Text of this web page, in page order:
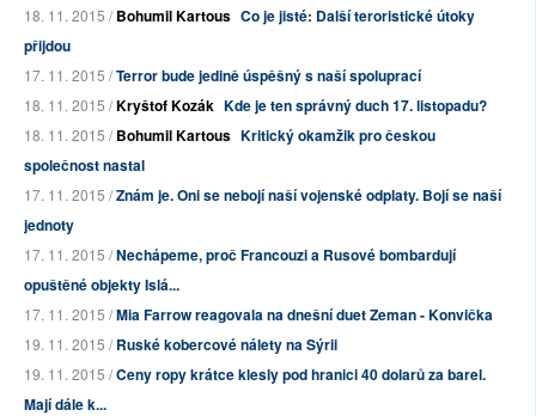
18. 11. 2015 /Bohumil Kartous Co je jisté: Další teroristické útoky
přijdou
17. 11. 2015 /Terror bude jedině úspěšný s naší spoluprací
18. 11. 2015 /Kryštof Kozák Kde je ten správný duch 17. listopadu?
18. 11. 2015 /Bohumil Kartous Kritický okamžik pro českou
společnost nastal
17. 11. 2015 /Znám je. Oni se nebojí naší vojenské odplaty. Bojí se naší
jednoty
17. 11. 2015 /Nechápeme, proč Francouzi a Rusové bombardují
opuštěné objekty Islá...
17. 11. 2015 /Mia Farrow reagovala na dnešní duet Zeman - Konvička
19. 11. 2015 /Ruské kobercové nálety na Sýrii
19. 11. 2015 /Ceny ropy krátce klesly pod hranici 40 dolarů za barel.
Mají dále k...